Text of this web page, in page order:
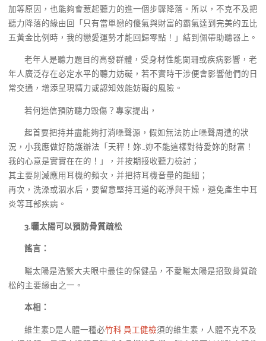
加等原因，也能夠會惹起聽力的進一個步驟降落。所以，不克不及把
聽力降落的緣由回「只有當單戀的傻氣與財富的霸氣達到完美的五比
五黃金比例時，我的戀愛運勢才能回歸零點！」結到佩帶助聽器上。
老年人是聽力題目的高發群體，受身材性能闌珊或疾病影響，老
年人廣泛存在必定水平的聽力妨礙，若不實時干涉便會影響他們的日
常交通，增添呈現精力或認知效能妨礙的風險。
若何迷信預防聽力毀傷？專家提出，
起首要把持并盡能夠打消噪聲源，假如無法防止噪聲周遭的狀
況，小我應做好防護辦法「天秤！妳…妳不能這樣對待愛妳的財富！
我的心意是實實在在的！」，并按期接收聽力檢討；
其主要削減應用耳機的頻次，并把持耳機音量的鉅細；
再次，洗澡或泅水后，要留意堅持耳道的乾淨與干燥，避免產生中耳
炎等耳部疾病。
3.曬太陽可以預防骨質疏松
謠言：
曬太陽是浩繁大夫眼中最佳的保健品，不愛曬太陽是招致骨質疏
松的主要緣由之一。
本相：
維生素D是人體一種必竹科 員工健檢須的維生素，人體不克不及